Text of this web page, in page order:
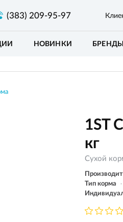
(383) 209-95-97
НОВИНКИ БРЕНДЫ
1ST
кг
Сухой
Тип корма